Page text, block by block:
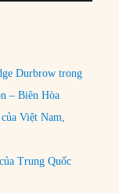
Durbrow trong
– Biên Hòa
Việt Nam,
Trung Quốc